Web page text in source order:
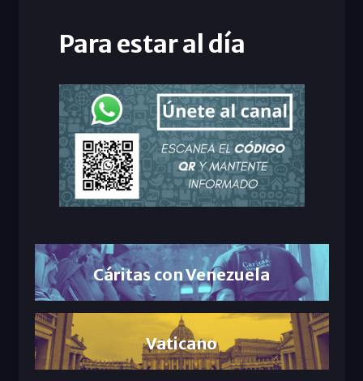
Para estar al día
Cáritas con Venezuela
Vaticano